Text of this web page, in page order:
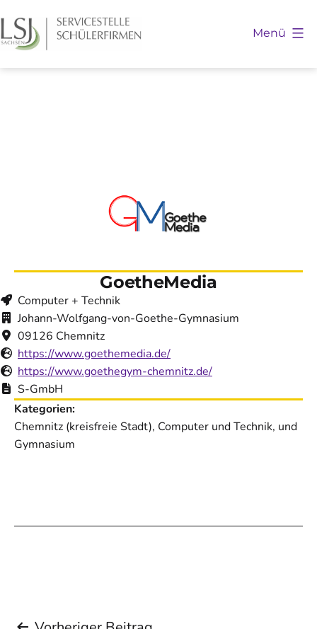
Inhalt
springen
Menü
GoetheMedia
Computer + Technik
Johann-Wolfgang-von-Goethe-Gymnasium
09126 Chemnitz
https://www.goethemedia.de/
https://www.goethegym-chemnitz.de/
S-GmbH
Kategorien:
Chemnitz (kreisfreie Stadt), Computer und Technik, und
Gymnasium